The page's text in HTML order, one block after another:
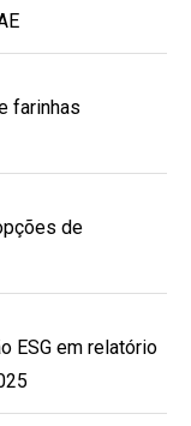
farinhas
de
ESG em relatório